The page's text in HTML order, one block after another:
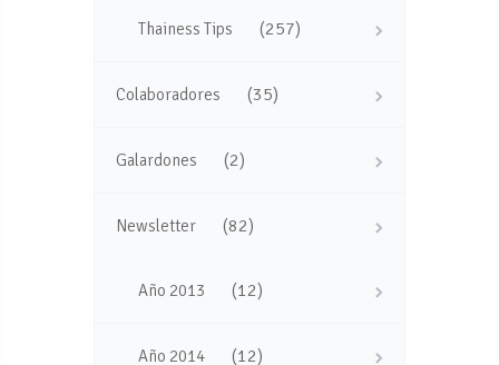
Thainess Tips (257)
Colaboradores (35)
Galardones (2)
Newsletter (82)
Año 2013 (12)
Año 2014 (12)